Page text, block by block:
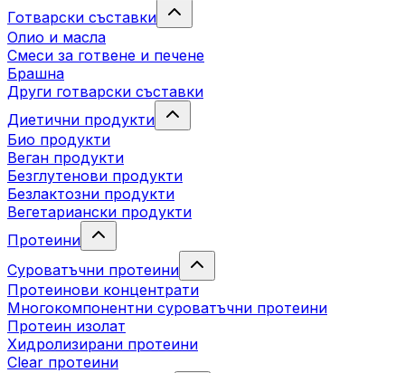
Готварски съставки
Олио и масла
Смеси за готвене и печене
Брашна
Други готварски съставки
Диетични продукти
Био продукти
Веган продукти
Безглутенови продукти
Безлактозни продукти
Вегетариански продукти
Протеини
Суроватъчни протеини
Протеинови концентрати
Многокомпонентни суроватъчни протеини
Протеин изолат
Хидролизирани протеини
Clear протеини